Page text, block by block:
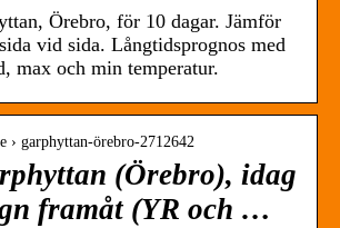
Örebro, för 10 dagar. Jämför
vid sida. Långtidsprognos med
max och min temperatur.
› garphyttan-örebro-2712642
(Örebro), idag
framåt (YR och …